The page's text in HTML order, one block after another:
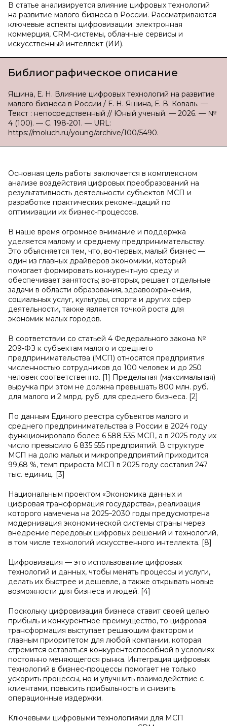
В статье анализируется влияние цифровых технологий
на развитие малого бизнеса в России. Рассматриваются
ключевые аспекты цифровизации: электронная
коммерция, CRM-системы, облачные сервисы и
искусственный интеллект (ИИ).
Библиографическое описание
Яшина, Е. Н. Влияние цифровых технологий на развитие
малого бизнеса в России / Е. Н. Яшина, Е. В. Коваль. —
Текст : непосредственный // Юный ученый. — 2026. — №
4 (100). — С. 198-201. — URL:
https://moluch.ru/young/archive/100/5490.
Основная цель работы заключается в комплексном
анализе воздействия цифровых преобразований на
результативность деятельности субъектов МСП и
разработке практических рекомендаций по
оптимизации их бизнес-процессов.
В наше время огромное внимание и поддержка
уделяется малому и среднему предпринимательству.
Это объясняется тем, что, во-первых, малый бизнес —
один из главных драйверов экономики, который
помогает формировать конкурентную среду и
обеспечивает занятость; во-вторых, решает отдельные
задачи в области образования, здравоохранения,
социальных услуг, культуры, спорта и других сфер
деятельности, также является точкой роста для
экономик малых городов.
В соответствии со статьей 4 Федерального закона №
209-ФЗ к субъектам малого и среднего
предпринимательства (МСП) относятся предприятия
численностью сотрудников до 100 человек и до 250
человек соответственно. [1] Предельная (максимальная)
выручка при этом не должна превышать 800 млн. руб.
для малого и 2 млрд. руб. для среднего бизнеса. [2]
По данным Единого реестра субъектов малого и
среднего предпринимательства в России в 2024 году
функционировало более 6 588 535 МСП, а в 2025 году их
число превысило 6 835 555 предприятий. В структуре
МСП на долю малых и микропредприятий приходится
99,68 %, темп прироста МСП в 2025 году составил 247
тыс. единиц. [3]
Национальным проектом «Экономика данных и
цифровая трансформация государства», реализация
которого намечена на 2025–2030 годы предусмотрена
модернизация экономической системы страны через
внедрение передовых цифровых решений и технологий,
в том числе технологий искусственного интеллекта. [8]
Цифровизация — это использование цифровых
технологий и данных, чтобы менять процессы и услуги,
делать их быстрее и дешевле, а также открывать новые
возможности для бизнеса и людей. [4]
Поскольку цифровизация бизнеса ставит своей целью
прибыль и конкурентное преимущество, то цифровая
трансформация выступает решающим фактором и
главным приоритетом для любой компании, которая
стремится оставаться конкурентоспособной в условиях
постоянно меняющегося рынка. Интеграция цифровых
технологий в бизнес-процессы помогает не только
ускорить процессы, но и улучшить взаимодействие с
клиентами, повысить прибыльность и снизить
операционные издержки.
Ключевыми цифровыми технологиями для МСП